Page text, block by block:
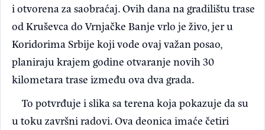
i otvorena za saobraćaj. Ovih dana na gradilištu trase
od Kruševca do Vrnjačke Banje vrlo je živo, jer u
Koridorima Srbije koji vode ovaj važan posao,
planiraju krajem godine otvaranje novih 30
kilometara trase između ova dva grada.
To potvrđuje i slika sa terena koja pokazuje da su
u toku završni radovi. Ova deonica imaće četiri